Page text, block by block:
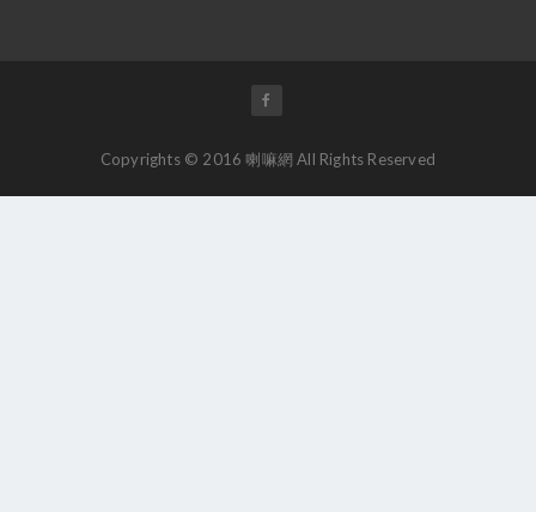
Copyrights © 2016 喇嘛網 All Rights Reserved